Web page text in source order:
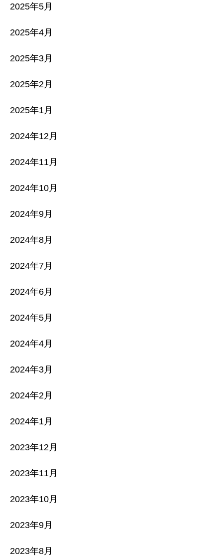
2025年5月
2025年4月
2025年3月
2025年2月
2025年1月
2024年12月
2024年11月
2024年10月
2024年9月
2024年8月
2024年7月
2024年6月
2024年5月
2024年4月
2024年3月
2024年2月
2024年1月
2023年12月
2023年11月
2023年10月
2023年9月
2023年8月